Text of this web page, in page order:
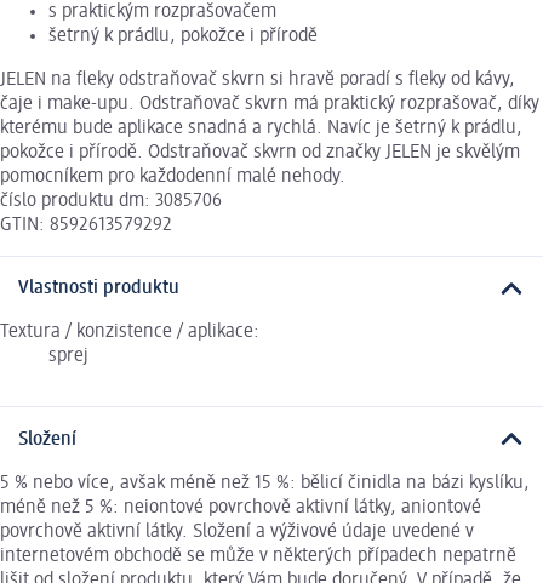
s praktickým rozprašovačem
šetrný k prádlu, pokožce i přírodě
JELEN na fleky odstraňovač skvrn si hravě poradí s fleky od kávy,
čaje i make-upu. Odstraňovač skvrn má praktický rozprašovač, díky
kterému bude aplikace snadná a rychlá. Navíc je šetrný k prádlu,
pokožce i přírodě. Odstraňovač skvrn od značky JELEN je skvělým
pomocníkem pro každodenní malé nehody.
číslo produktu dm: 3085706
GTIN: 8592613579292
Vlastnosti produktu
Textura / konzistence / aplikace:
sprej
Složení
5 % nebo více, avšak méně než 15 %: bělicí činidla na bázi kyslíku,
méně než 5 %: neiontové povrchově aktivní látky, aniontové
povrchově aktivní látky. Složení a výživové údaje uvedené v
internetovém obchodě se může v některých případech nepatrně